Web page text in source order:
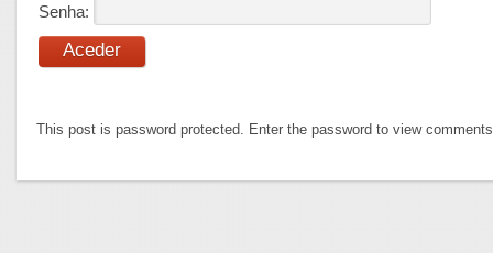
Senha:
This post is password protected. Enter the password to view